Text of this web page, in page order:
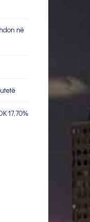
në
17,70%